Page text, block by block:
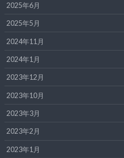
2025年6月
2025年5月
2024年11月
2024年1月
2023年12月
2023年10月
2023年3月
2023年2月
2023年1月